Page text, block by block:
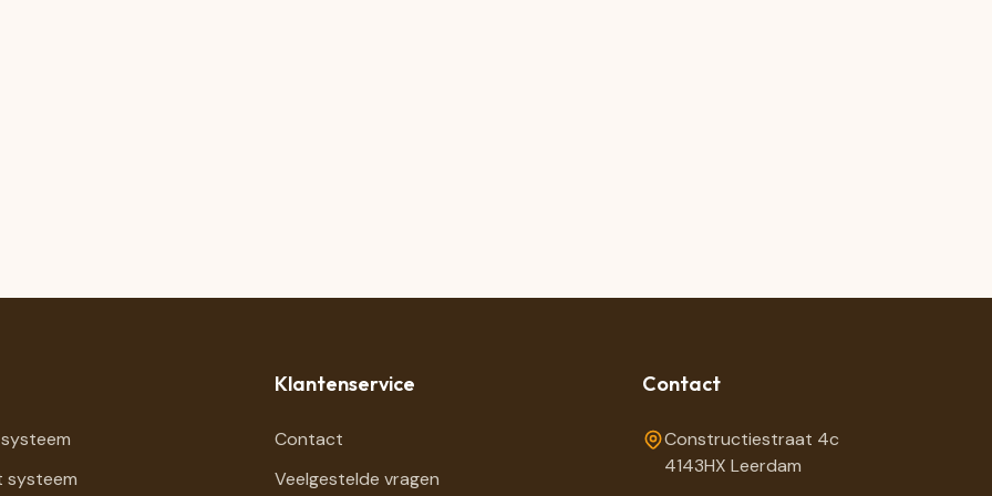
systeem
Klantenservice
Contact
Veelgestelde vragen
Contact
Constructiestraat 4c
4143HX Leerdam